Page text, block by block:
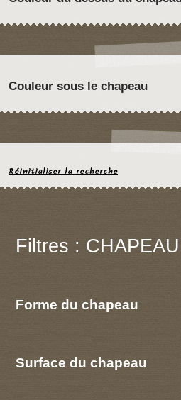
Couleur sous le chapeau
Réinitialiser la recherche
Filtres : CHAPEAU
Forme du chapeau
Surface du chapeau